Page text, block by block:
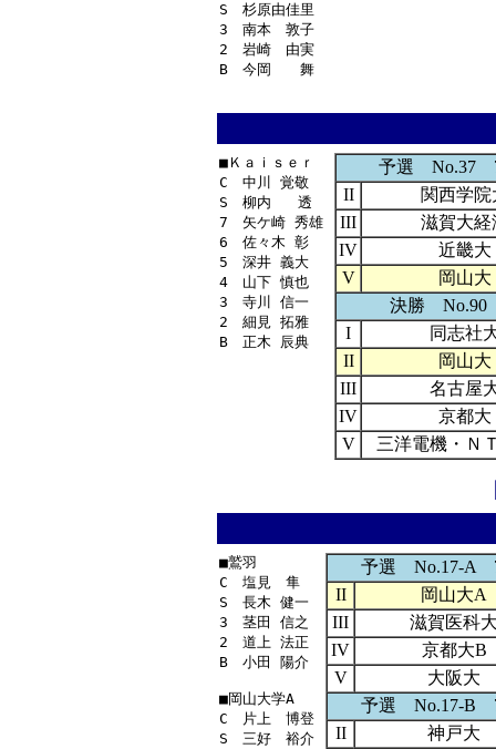
S　杉原由佳里
3　南本　敦子
2　岩崎　由実
■Ｋａｉｓｅｒ
C　中川 覚敬
S　柳内   透
7　矢ケ崎 秀雄
6　佐々木 彰
5　深井 義大
4　山下 慎也
3　寺川 信一
2　細見 拓雅
予選 No.37
II
関西学院
III
滋賀大経
IV
近畿大
V
岡山大
決勝
I
同志社
II
岡山大
III
名古屋
IV
京都大
V
三洋電機・Ｎ
■鷲羽
C　塩見　隼
S　長木 健一
3　茎田 信之
2　道上 法正
B　小田 陽介
■岡山大学A
C　片上　博登
S　三好　裕介
予選 No.17-A
II
岡山大A
III
滋賀医科
IV
京都大B
V
大阪大
予選 No.17-B
II
神戸大